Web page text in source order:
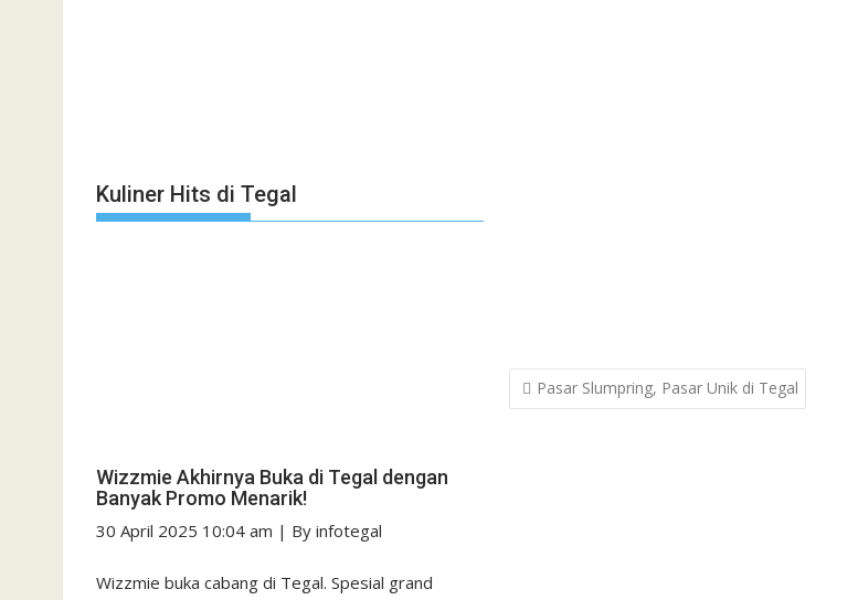
Post
navigation
Pasar Slumpring, Pasar Unik di Tegal
Kuliner Hits di Tegal
Wizzmie Akhirnya Buka di Tegal dengan
Banyak Promo Menarik!
30 April 2025 10:04 am | By infotegal
Wizzmie buka cabang di Tegal. Spesial grand